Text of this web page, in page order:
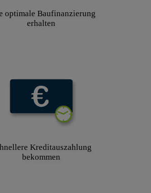
optimale Baufinanzierung
erhalten
Kreditauszahlung
bekommen